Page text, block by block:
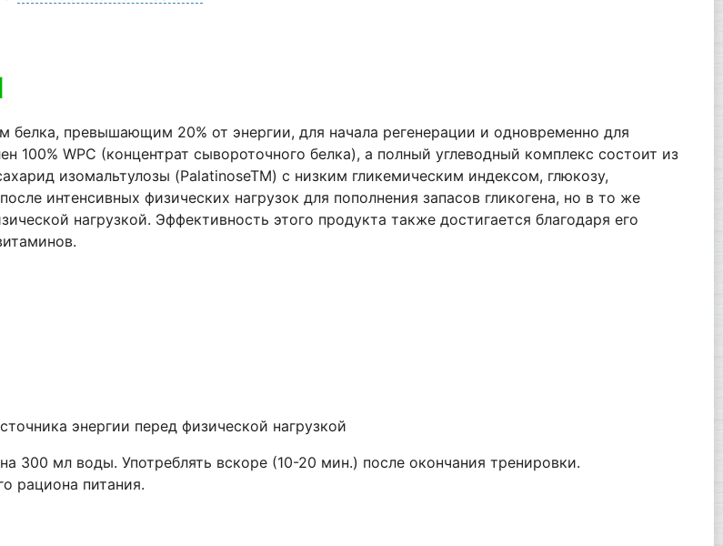
превышающим 20% от энергии, для начала регенерации и одновременно для
WPC (концентрат сывороточного белка), а полный углеводный комплекс состоит из
изомальтулозы (PalatinoseTM) с низким гликемическим индексом, глюкозу,
интенсивных физических нагрузок для пополнения запасов гликогена, но в то же
нагрузкой. Эффективность этого продукта также достигается благодаря его
энергии перед физической нагрузкой
300 мл воды. Употреблять вскоре (10-20 мин.) после окончания тренировки.
рациона питания.